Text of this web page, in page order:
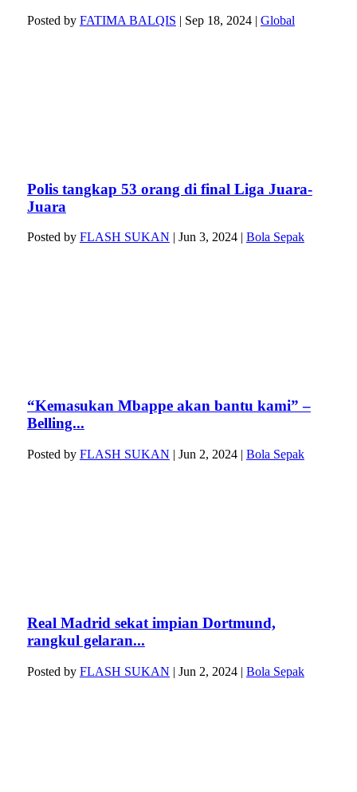
Posted by FATIMA BALQIS | Sep 18, 2024| Global
Polis tangkap 53 orang di final Liga Juara-
Juara
Posted by FLASH SUKAN | Jun 3, 2024| Bola Sepak
“Kemasukan Mbappe akan bantu kami” –
Belling...
Posted by FLASH SUKAN | Jun 2, 2024| Bola Sepak
Real Madrid sekat impian Dortmund,
rangkul gelaran...
Posted by FLASH SUKAN | Jun 2, 2024| Bola Sepak